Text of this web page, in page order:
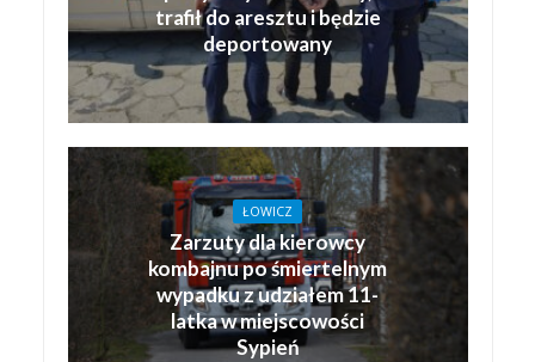
trafił do aresztu i będzie
deportowany
ŁOWICZ
Zarzuty dla kierowcy
kombajnu po śmiertelnym
wypadku z udziałem 11-
latka w miejscowości
Sypień